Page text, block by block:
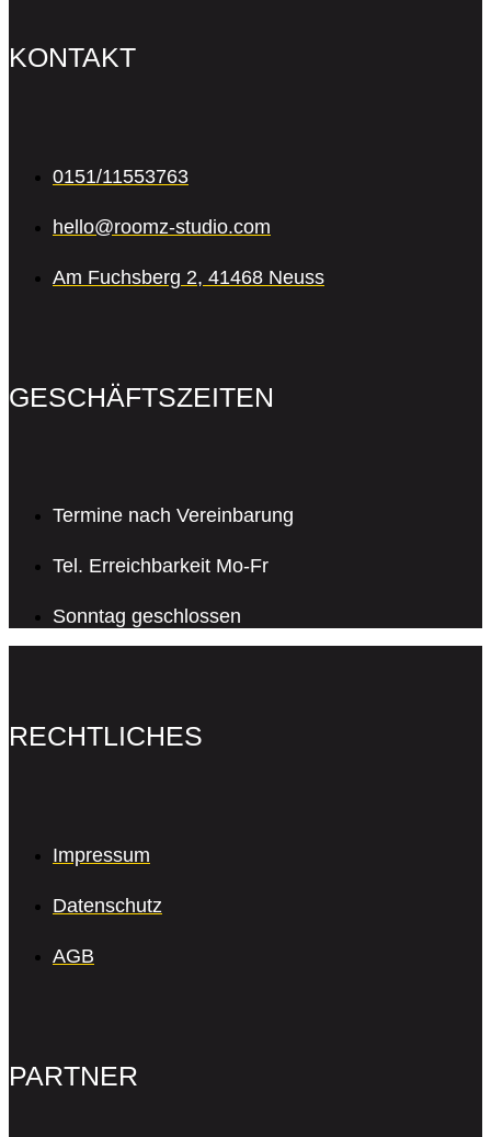
KONTAKT
0151/11553763
hello@roomz-studio.com
Am Fuchsberg 2, 41468 Neuss
GESCHÄFTSZEITEN
Termine nach Vereinbarung
Tel. Erreichbarkeit Mo-Fr
Sonntag geschlossen
RECHTLICHES
Impressum
Datenschutz
AGB
PARTNER